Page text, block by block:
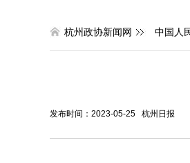
杭州政协新闻网 中国人
发布时间：2023-05-25 杭州日报